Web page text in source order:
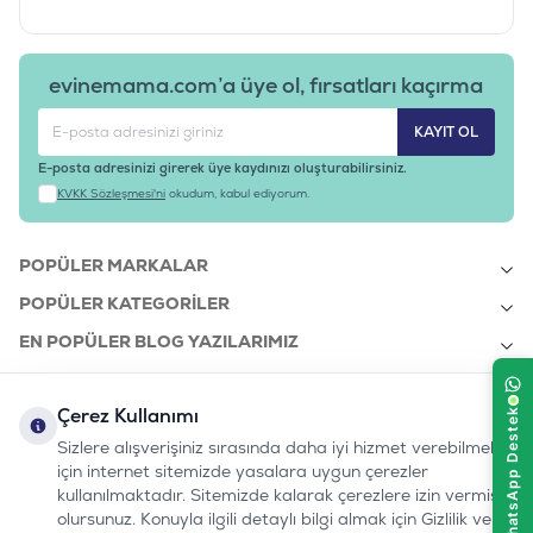
evinemama.com’a üye ol, fırsatları kaçırma
KAYIT OL
E-posta adresinizi girerek üye kaydınızı oluşturabilirsiniz.
KVKK Sözleşmesi'ni okudum, kabul ediyorum.
POPÜLER MARKALAR
POPÜLER KATEGORILER
EN POPÜLER BLOG YAZILARIMIZ
KURUMSAL
bizi takip edin:
0232 7000 212
Çerez Kullanımı
Sizlere alışverişiniz sırasında daha iyi hizmet verebilmek
için internet sitemizde yasalara uygun çerezler
kullanılmaktadır. Sitemizde kalarak çerezlere izin vermiş
olursunuz. Konuyla ilgili detaylı bilgi almak için Gizlilik ve